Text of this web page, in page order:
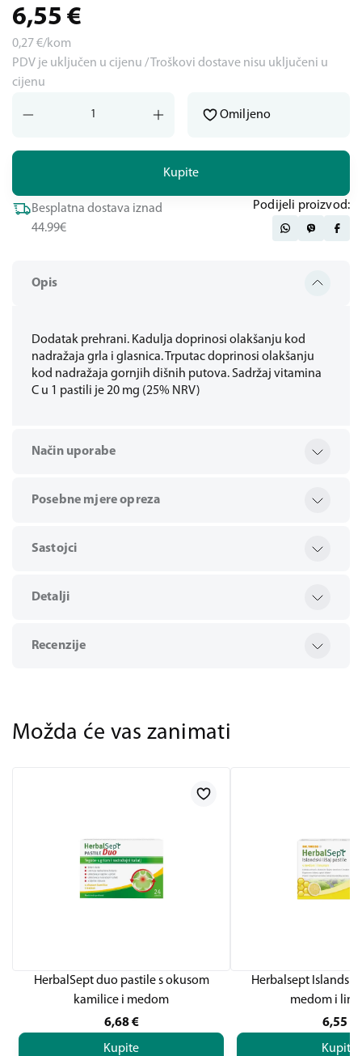
Opis
Dodatak prehrani. Kadulja doprinosi olakšanju kod
nadražaja grla i glasnica. Trputac doprinosi olakšanju
kod nadražaja gornjih dišnih putova. Sadržaj vitamina
C u 1 pastili je 20 mg (25% NRV)
Način uporabe
Posebne mjere opreza
Sastojci
Detalji
Recenzije
6,55 €
0,27 €/kom
PDV je uključen u cijenu / Troškovi dostave nisu uključeni u
cijenu
Kupite
Omiljeno
Besplatna dostava iznad
44.99€
Podijeli proizvod:
Možda će vas zanimati
HerbalSept duo pastile s okusom
kamilice i medom
6,68 €
Kupite
Herbalsept Islandski
medom i
6,55
Kupite